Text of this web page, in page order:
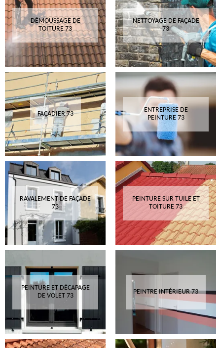
DÉMOUSSAGE DE
TOITURE 73
NETTOYAGE DE FAÇADE
73
FAÇADIER 73
ENTREPRISE DE
PEINTURE 73
RAVALEMENT DE FAÇADE
73
PEINTURE SUR TUILE ET
TOITURE 73
PEINTURE ET DÉCAPAGE
DE VOLET 73
PEINTRE INTÉRIEUR 73